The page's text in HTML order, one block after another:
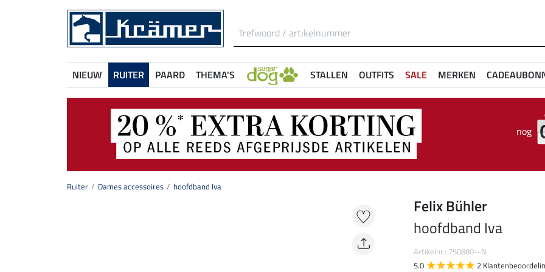
NIEUW RUITER PAARD THEMA'S STALLEN OUTFITS SALE MERKEN
nog
Ruiter Dames accessoires hoofdband Iva
Felix Bühler
hoofdband Iva
Artikelnr.: 750880--N
5.0
2